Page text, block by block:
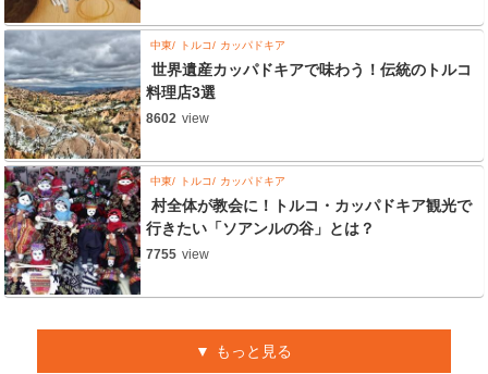
中東 トルコ カッパドキア
世界遺産カッパドキアで味わう！伝統のトルコ
料理店3選
8602 view
中東 トルコ カッパドキア
村全体が教会に！トルコ・カッパドキア観光で
行きたい「ソアンルの谷」とは？
7755 view
もっと見る